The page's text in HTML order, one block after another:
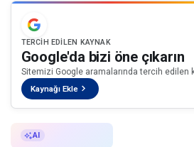
TERCIH EDILEN KAYNAK
Google'da bizi öne çıkarın
Sitemizi Google aramalarında tercih edilen
Kaynağı Ekle
AI